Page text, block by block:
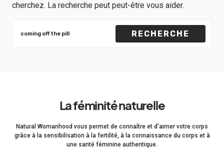
cherchez. La recherche peut peut-être vous aider.
RECHERCHE
La féminité naturelle
Natural Womanhood vous permet de connaître et d'aimer votre corps
grâce à la sensibilisation à la fertilité, à la connaissance du corps et à
une santé féminine authentique.